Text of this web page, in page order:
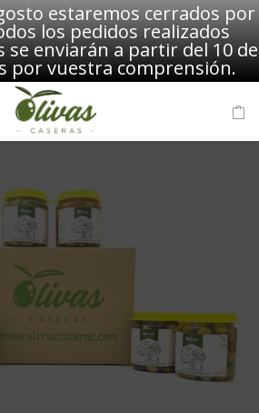
estaremos cerrados por
los pedidos realizados
se enviarán a partir del 10 de
por vuestra comprensión.